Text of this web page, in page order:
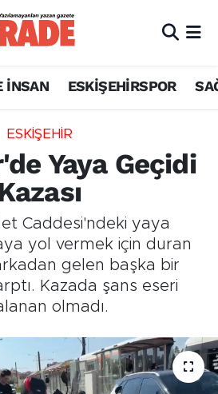
İNSAN ESKİŞEHİRSPOR
ESKİŞEHİR
Yaya Geçidi
Caddesi'ndeki yaya
yol vermek için duran
gelen başka bir
Kazada şans eseri
olmadı.